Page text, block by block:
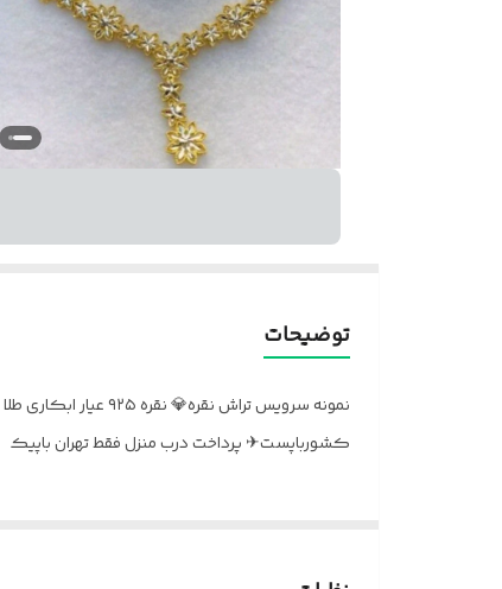
توضیحات
نمونه سرویس
کشورباپست✈ پرداخت درب منزل فقط تهران باپیک